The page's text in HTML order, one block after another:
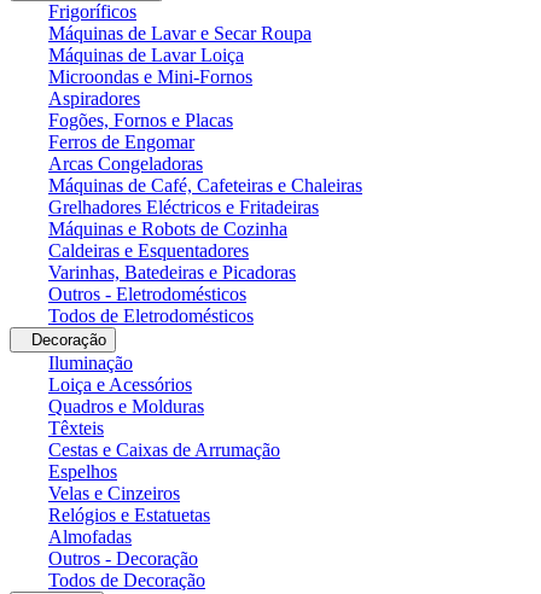
Frigoríficos
Máquinas de Lavar e Secar Roupa
Máquinas de Lavar Loiça
Microondas e Mini-Fornos
Aspiradores
Fogões, Fornos e Placas
Ferros de Engomar
Arcas Congeladoras
Máquinas de Café, Cafeteiras e Chaleiras
Grelhadores Eléctricos e Fritadeiras
Máquinas e Robots de Cozinha
Caldeiras e Esquentadores
Varinhas, Batedeiras e Picadoras
Outros - Eletrodomésticos
Todos de Eletrodomésticos
Decoração
Iluminação
Loiça e Acessórios
Quadros e Molduras
Têxteis
Cestas e Caixas de Arrumação
Espelhos
Velas e Cinzeiros
Relógios e Estatuetas
Almofadas
Outros - Decoração
Todos de Decoração